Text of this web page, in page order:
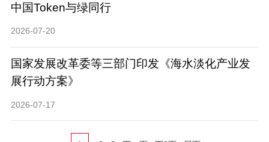
中国Token与绿同行
2026-07-20
国家发展改革委等三部门印发《海水淡化产业发
展行动方案》
2026-07-17